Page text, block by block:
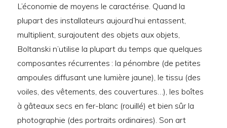
L’économie de moyens le caractérise. Quand la
plupart des installateurs aujourd’hui entassent,
multiplient, surajoutent des objets aux objets,
Boltanski n’utilise la plupart du temps que quelques
composantes récurrentes : la pénombre (de petites
ampoules diffusant une lumière jaune), le tissu (des
voiles, des vêtements, des couvertures…), les boîtes
à gâteaux secs en fer-blanc (rouillé) et bien sûr la
photographie (des portraits ordinaires). Son art